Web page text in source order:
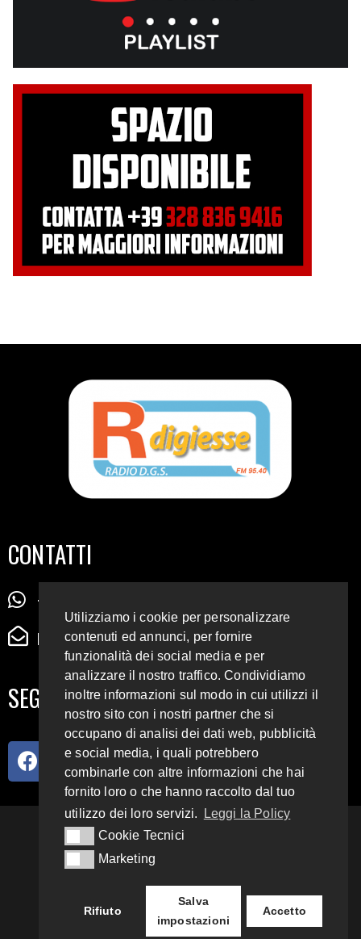
CONTATTI
+39 345 72 72 88 5
radiodigiesse@gmail.com
SEGUICI SUI SOCIAL
93.4 E 95.3 FM
Privacy & Cookie Policy
Utilizziamo i cookie per personalizzare
contenuti ed annunci, per fornire
funzionalità dei social media e per
analizzare il nostro traffico. Condividiamo
inoltre informazioni sul modo in cui utilizzi il
nostro sito con i nostri partner che si
occupano di analisi dei dati web, pubblicità
e social media, i quali potrebbero
combinarle con altre informazioni che hai
fornito loro o che hanno raccolto dal tuo
utilizzo dei loro servizi.
Leggi la Policy
Cookie Tecnici
Cookie Tecnici
MarketingMarketing
Rifiuto
Salva
impostazioni
Accetto